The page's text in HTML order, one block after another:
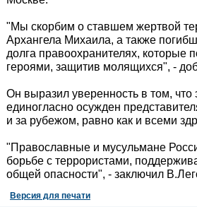
"Мы скорбим о ставшем жертвой
Архангела Михаила, а также
долга правоохранителях, которые
героями, защитив молящихся", -
Он выразил уверенность в том, что
единогласно осужден
и за рубежом, равно как и всеми
"Православные и мусульмане
борьбе с террористами,
общей опасности", - заключил
Версия для печати